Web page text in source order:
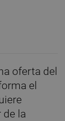
oferta del
el
de la